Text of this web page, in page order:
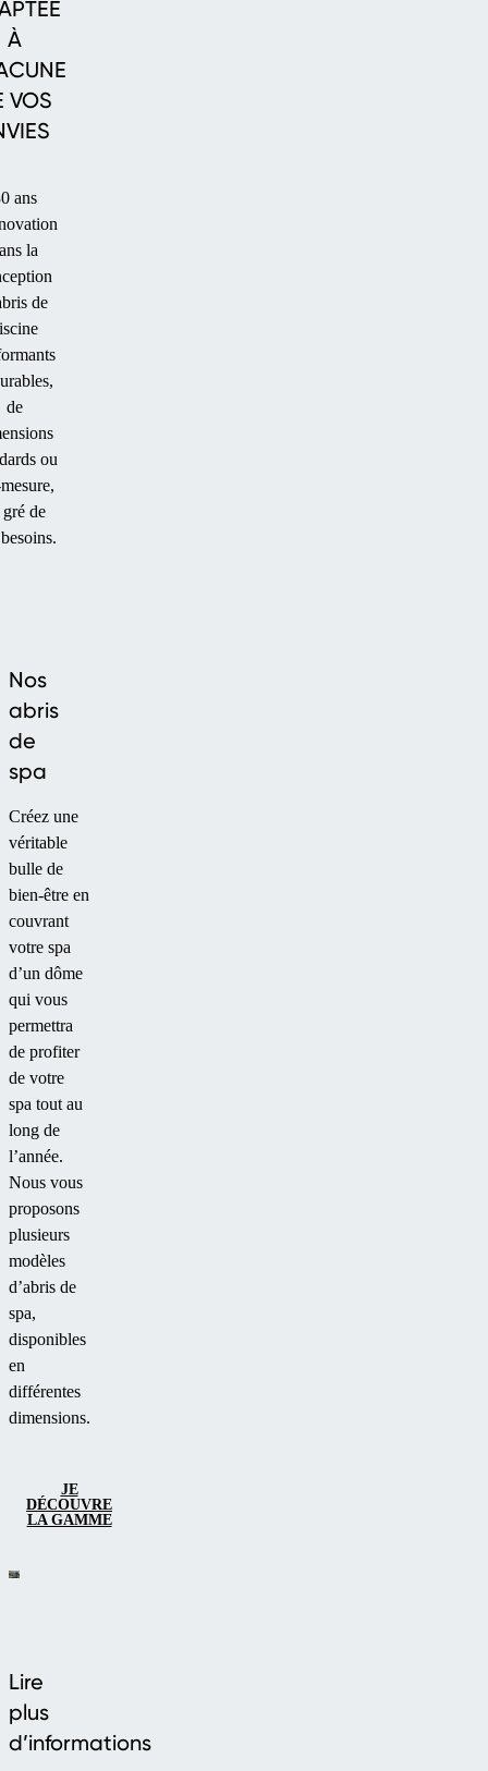
À
VOS
ans
la
de
de
ou
gré de
HAUTS
Nos
abris
de
spa
Créez une
véritable
bulle de
bien-être en
couvrant
votre spa
d’un dôme
qui vous
permettra
de profiter
de votre
spa tout au
long de
l’année.
Nous vous
proposons
plusieurs
modèles
d’abris de
spa,
disponibles
en
différentes
dimensions.
JE
DÉCOUVRE
LA GAMME
Lire
plus
d’informations